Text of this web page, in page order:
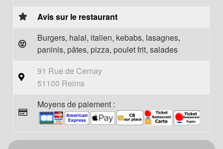
Avis sur le restaurant
Burgers, halal, italien, kebabs, lasagnes,
paninis, pâtes, pizza, poulet frit, salades
91 Rue de Cernay
51100 Reims
Moyens de paiement :